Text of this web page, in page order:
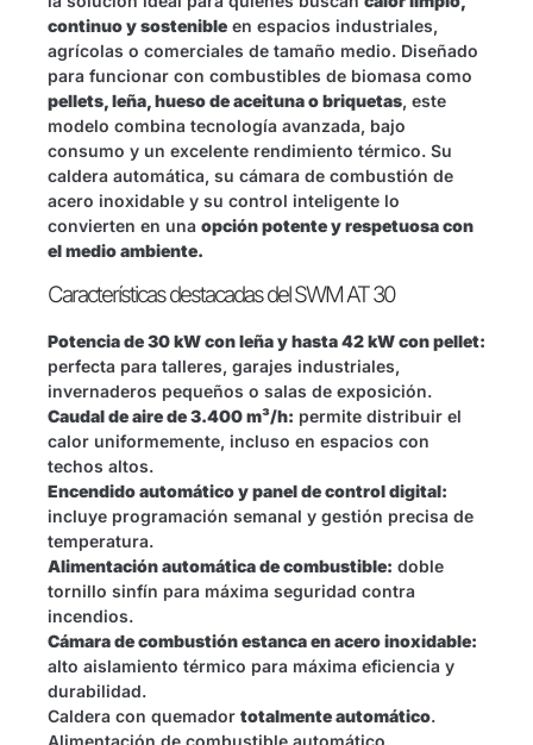
continuo y sostenible en espacios industriales,
agrícolas o comerciales de tamaño medio. Diseñado
para funcionar con combustibles de biomasa como
pellets, leña, hueso de aceituna o briquetas, este
modelo combina tecnología avanzada, bajo
consumo y un excelente rendimiento térmico. Su
caldera automática, su cámara de combustión de
acero inoxidable y su control inteligente lo
convierten en una opción potente y respetuosa con
el medio ambiente.
Características destacadas del SWM AT 30
Potencia de 30 kW con leña y hasta 42 kW con pellet:
perfecta para talleres, garajes industriales,
invernaderos pequeños o salas de exposición.
Caudal de aire de 3.400 m³/h: permite distribuir el
calor uniformemente, incluso en espacios con
techos altos.
Encendido automático y panel de control digital:
incluye programación semanal y gestión precisa de
temperatura.
Alimentación automática de combustible: doble
tornillo sinfín para máxima seguridad contra
incendios.
Cámara de combustión estanca en acero inoxidable:
alto aislamiento térmico para máxima eficiencia y
durabilidad.
Caldera con quemador totalmente automático.
Alimentación de combustible automático.